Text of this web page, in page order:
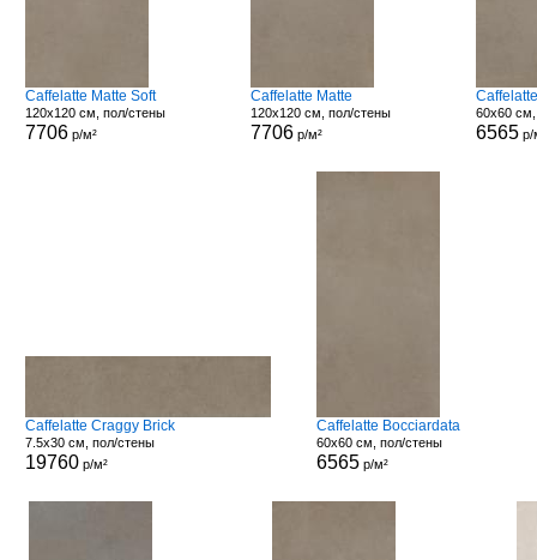
Caffelatte Matte Soft
120x120 см, пол/стены
7706р/м²
Caffelatte Matte
120x120 см, пол/стены
7706 р/м²
60x60
6565 р/
Caffelatte Craggy Brick
7.5x30 см, пол/стены
19760р/м²
Caffelatte Bocciardata
60x60 см, пол/стены
6565 р/м²